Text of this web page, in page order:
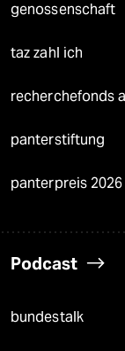
genossenschaft
taz zahl ich
recherchefonds
panterstiftung
panterpreis 2026
Podcast
bundestalk